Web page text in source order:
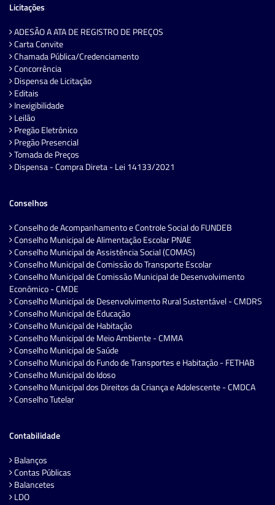
Licitações
ADESÃO A ATA DE REGISTRO DE PREÇOS
Carta Convite
Chamada Pública/Credenciamento
Concorrência
Dispensa de Licitação
Editais
Inexigibilidade
Leilão
Pregão Eletrônico
Pregão Presencial
Tomada de Preços
Dispensa - Compra Direta - Lei 14133/2021
Conselhos
Conselho de Acompanhamento e Controle Social do FUNDEB
Conselho Municipal de Alimentação Escolar PNAE
Conselho Municipal de Assistência Social (COMAS)
Conselho Municipal de Comissão do Transporte Escolar
Conselho Municipal de Comissão Municipal de Desenvolvimento
Econômico - CMDE
Conselho Municipal de Desenvolvimento Rural Sustentável - CMDRS
Conselho Municipal de Educação
Conselho Municipal de Habitação
Conselho Municipal de Meio Ambiente - CMMA
Conselho Municipal de Saúde
Conselho Municipal do Fundo de Transportes e Habitação - FETHAB
Conselho Municipal do Idoso
Conselho Municipal dos Direitos da Criança e Adolescente - CMDCA
Conselho Tutelar
Contabilidade
Balanços
Contas Públicas
Balancetes
LDO